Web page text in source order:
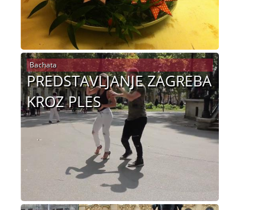
PREDSTAVLJANJE ZAGREBA
KROZ PLES
Bachata